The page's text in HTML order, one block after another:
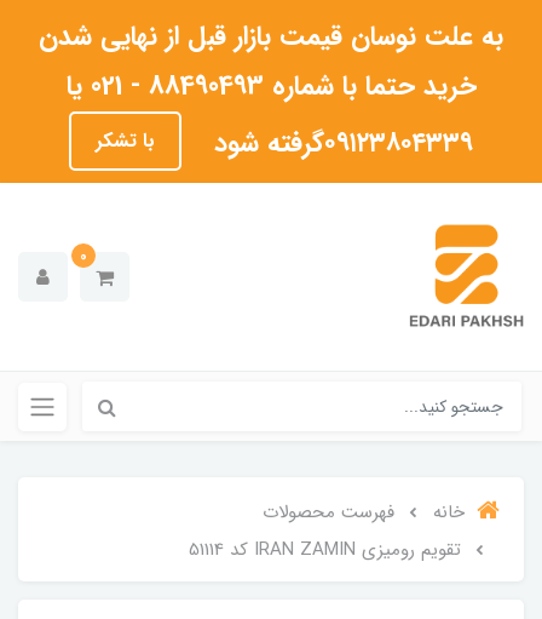
به علت نوسان قیمت بازار قبل از نهایی شدن
خرید حتما با شماره 88490493 - 021 یا
۰۹۱۲۳۸۰۴۳۳۹گرفته شود
با تشکر
0
خانه
فهرست محصولات
تقویم رومیزی IRAN ZAMIN کد 51114